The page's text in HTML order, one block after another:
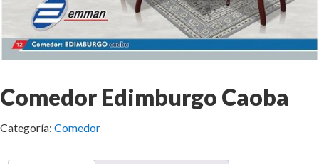
Comedor Edimburgo Caoba
Categoría: Comedor